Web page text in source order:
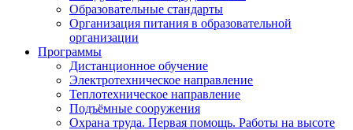
Образовательные стандарты
Организация питания в образовательной
организации
Программы
Дистанционное обучение
Электротехническое направление
Теплотехническое направление
Подъёмные сооружения
Охрана труда. Первая помощь. Работы на высоте